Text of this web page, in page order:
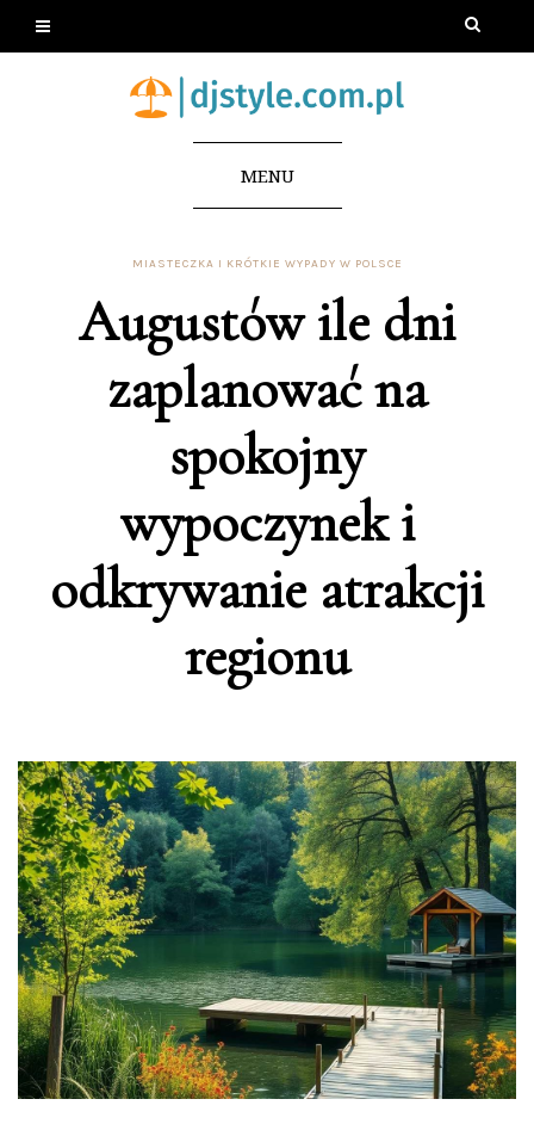
MENU
MIASTECZKA I KRÓTKIE WYPADY W POLSCE
Augustów ile dni
zaplanować na
spokojny
wypoczynek i
odkrywanie atrakcji
regionu